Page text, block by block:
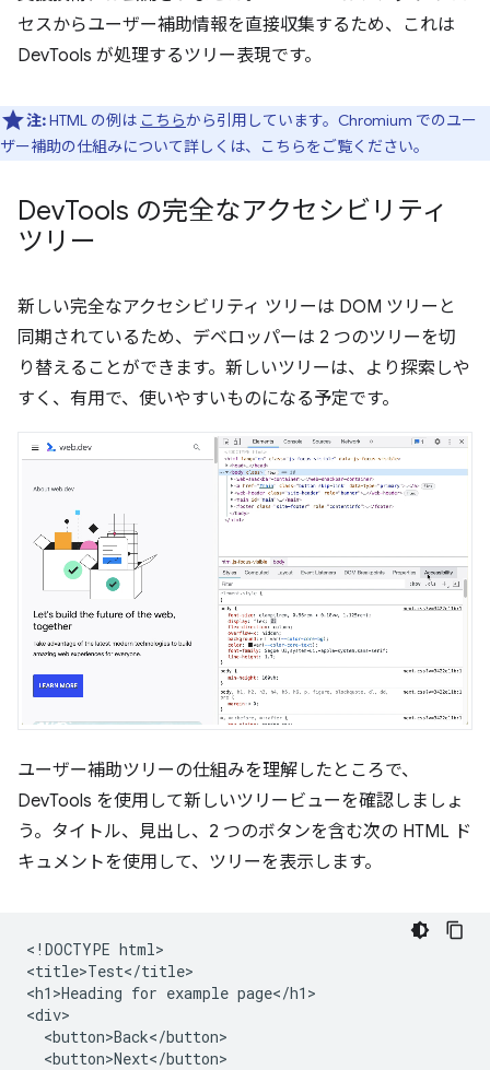
セスからユーザー補助情報を直接収集するため、これは
DevTools が処理するツリー表現です。
注:HTML の例は こちらから引用しています。Chromium でのユー
ザー補助の仕組みについて詳しくは、こちらをご覧ください。
DevTools の完全なアクセシビリティ
ツリー
新しい完全なアクセシビリティ ツリーは DOM ツリーと
同期されているため、デベロッパーは 2 つのツリーを切
り替えることができます。新しいツリーは、より探索しや
すく、有用で、使いやすいものになる予定です。
ユーザー補助ツリーの仕組みを理解したところで、
DevTools を使用して新しいツリービューを確認しましょ
う。タイトル、見出し、2 つのボタンを含む次の HTML ド
キュメントを使用して、ツリーを表示します。
<!DOCTYPE html>
<title>Test</title>
<h1>Heading for example page</h1>
<div>
  <button>Back</button>
  <button>Next</button>